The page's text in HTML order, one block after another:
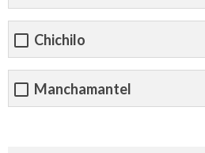
Chichilo
Manchamantel